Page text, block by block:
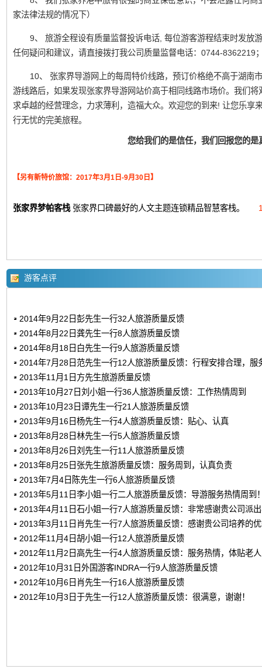
家法律法规的情况下）
9、 旅游全程设有质量监督投诉电话, 每位游客游程结束时发放
任何疑问和建议，请直接拨打我公司质量监督电话：0744-8362219
10、 张家界导游网上的每周特价线路，预订价格绝不高于湖南
游线路后，如果发现张家界导游网站价高于相同线路市场价。我们
求卓越的经营理念，力求薄利，造福大众。欢迎您的到来! 让您乐享
行无忧的完美旅程。
您给我们的是信任，我们回报您的是
【另有新特价旅馆：2017年3月1日-9月30日】
张家界梦帕客栈张家界口碑最好的人文主题连锁精品智慧客栈。
游客点评
2014年9月22日彭先生一行32人旅游质量反馈
2014年8月22日龚先生一行8人旅游质量反馈
2014年8月18日白先生一行9人旅游质量反馈
2014年7月28日范先生一行12人旅游质量反馈：行程安排合理，服
2013年11月1日方先生旅游质量反馈
2013年10月27日刘小姐一行36人旅游质量反馈：工作热情周到
2013年10月23日谭先生一行21人旅游质量反馈
2013年9月16日杨先生一行4人旅游质量反馈：贴心、认真
2013年8月28日林先生一行5人旅游质量反馈
2013年8月26日刘先生一行11人旅游质量反馈
2013年8月25日张先生旅游质量反馈：服务周到，认真负责
2013年7月4日陈先生一行6人旅游质量反馈
2013年5月11日李小姐一行二人旅游质量反馈：导游服务热情周到
2013年4月11日石小姐一行7人旅游质量反馈：非常感谢贵公司派
2013年3月11日肖先生一行7人旅游质量反馈：感谢贵公司培养的
2012年11月4日胡小姐一行12人旅游质量反馈
2012年11月2日高先生一行4人旅游质量反馈：服务热情，体贴老
2012年10月31日外国游客INDRA一行9人旅游质量反馈
2012年10月6日肖先生一行16人旅游质量反馈
2012年10月3日于先生一行12人旅游质量反馈：很满意，谢谢！